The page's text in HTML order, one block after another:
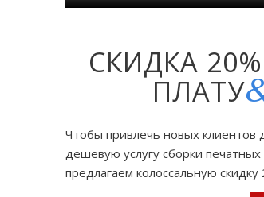
СКИДКА
ПЛАТУ
Чтобы привлечь новых клиентов
дешевую услугу сборки
предлагаем колоссальную скидку